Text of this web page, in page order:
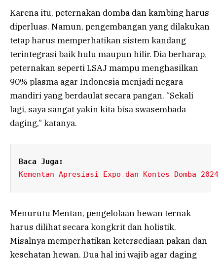
Karena itu, peternakan domba dan kambing harus
diperluas. Namun, pengembangan yang dilakukan
tetap harus memperhatikan sistem kandang
terintegrasi baik hulu maupun hilir. Dia berharap,
peternakan seperti LSAJ mampu menghasilkan
90% plasma agar Indonesia menjadi negara
mandiri yang berdaulat secara pangan. “Sekali
lagi, saya sangat yakin kita bisa swasembada
daging,” katanya.
Baca Juga:
Kementan Apresiasi Expo dan Kontes Domba
Menurutu Mentan, pengelolaan hewan ternak
harus dilihat secara kongkrit dan holistik.
Misalnya memperhatikan ketersediaan pakan dan
kesehatan hewan. Dua hal ini wajib agar daging